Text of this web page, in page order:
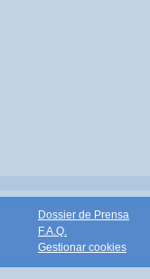
Dossier de Prensa
F.A.Q.
Gestionar cookies